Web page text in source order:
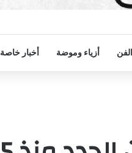
أزياء وموضة أخبار خاصة